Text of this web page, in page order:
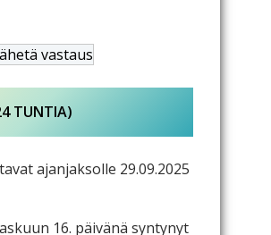
TUNTIA)
ajanjaksolle 29.09.2025
16. päivänä syntynyt